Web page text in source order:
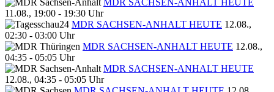
11.08., 19:00 - 19:30 Uhr
MDR SACHSEN-ANHALT HEUTE 12.08.,
02:30 - 03:00 Uhr
MDR SACHSEN-ANHALT HEUTE 12.08.,
04:35 - 05:05 Uhr
MDR SACHSEN-ANHALT HEUTE
12.08., 04:35 - 05:05 Uhr